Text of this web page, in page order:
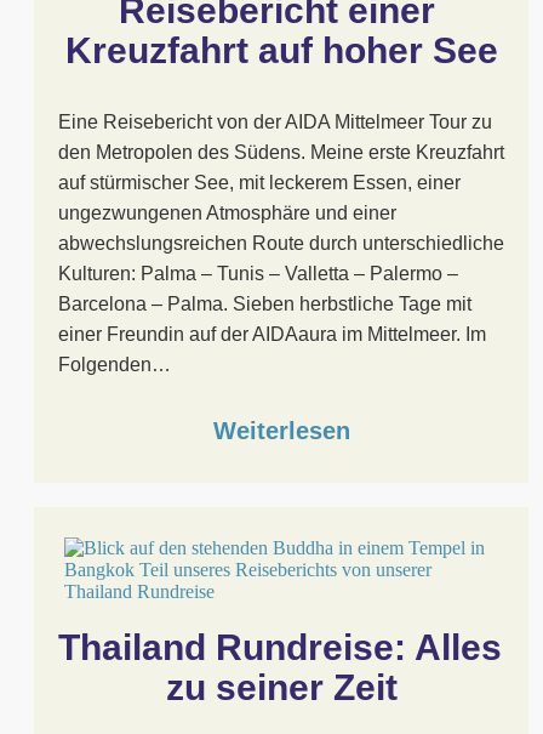
Reisebericht einer
Kreuzfahrt auf hoher See
Eine Reisebericht von der AIDA Mittelmeer Tour zu
den Metropolen des Südens. Meine erste Kreuzfahrt
auf stürmischer See, mit leckerem Essen, einer
ungezwungenen Atmosphäre und einer
abwechslungsreichen Route durch unterschiedliche
Kulturen: Palma – Tunis – Valletta – Palermo –
Barcelona – Palma. Sieben herbstliche Tage mit
einer Freundin auf der AIDAaura im Mittelmeer. Im
Folgenden…
Weiterlesen
Thailand Rundreise: Alles
zu seiner Zeit